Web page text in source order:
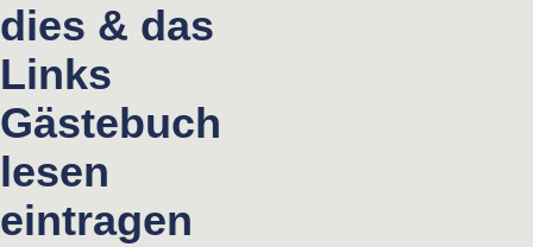
dies & das
Links
Gästebuch
lesen
eintragen